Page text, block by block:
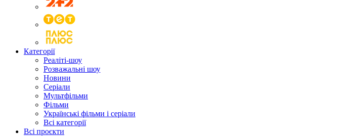
Категорії
Реаліті-шоу
Розважальні шоу
Новини
Серіали
Мультфільми
Фільми
Українські фільми і серіали
Всі категорії
Всі проєкти